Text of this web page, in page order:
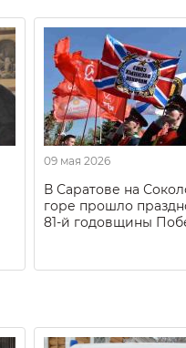
09 мая 2026
В Саратове на
горе прошло
81-й годовщины